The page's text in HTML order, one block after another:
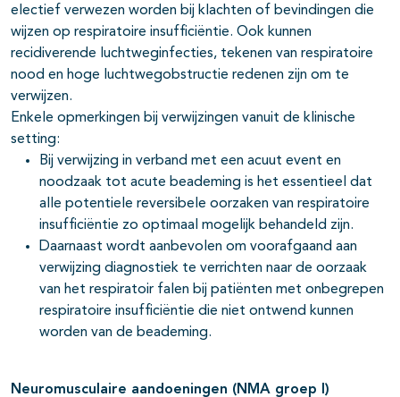
electief verwezen worden bij klachten of bevindingen die
wijzen op respiratoire insufficiëntie. Ook kunnen
recidiverende luchtweginfecties, tekenen van respiratoire
nood en hoge luchtwegobstructie redenen zijn om te
verwijzen.
Enkele opmerkingen bij verwijzingen vanuit de klinische
setting:
Bij verwijzing in verband met een acuut event en
noodzaak tot acute beademing is het essentieel dat
alle potentiele reversibele oorzaken van respiratoire
insufficiëntie zo optimaal mogelijk behandeld zijn.
Daarnaast wordt aanbevolen om voorafgaand aan
verwijzing diagnostiek te verrichten naar de oorzaak
van het respiratoir falen bij patiënten met onbegrepen
respiratoire insufficiëntie die niet ontwend kunnen
worden van de beademing.
Neuromusculaire aandoeningen (NMA groep I)